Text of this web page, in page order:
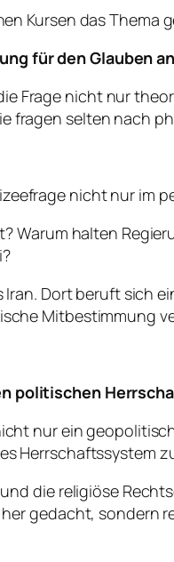
Kursen das Thema
für den Glauben
Frage nicht nur
fragen selten nach
nicht nur im
Warum halten
Dort beruft sich
Mitbestimmung
politischen
nur ein
Herrschaftssystem
die religiöse
gedacht, sondern